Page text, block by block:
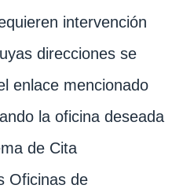
intervención
direcciones se
enlace mencionado
la oficina deseada
de Cita
Oficinas de